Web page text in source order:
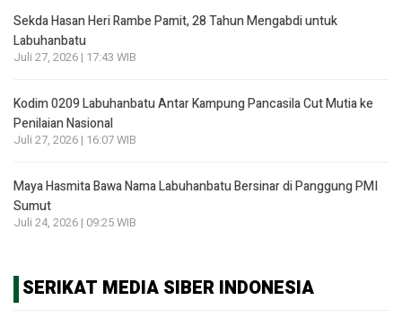
Sekda Hasan Heri Rambe Pamit, 28 Tahun Mengabdi untuk
Labuhanbatu
Juli 27, 2026 | 17:43 WIB
Kodim 0209 Labuhanbatu Antar Kampung Pancasila Cut Mutia ke
Penilaian Nasional
Juli 27, 2026 | 16:07 WIB
Maya Hasmita Bawa Nama Labuhanbatu Bersinar di Panggung PMI
Sumut
Juli 24, 2026 | 09:25 WIB
SERIKAT MEDIA SIBER INDONESIA